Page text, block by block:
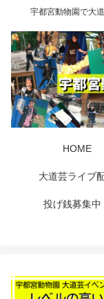
宇都宮動物園で大
HOME
大道芸ライブ
投げ銭募集中